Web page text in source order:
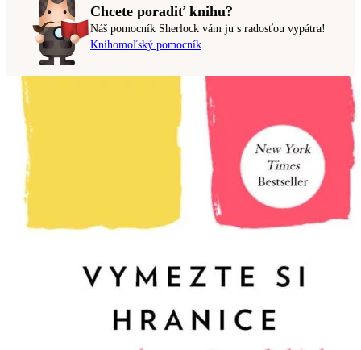
Chcete poradiť knihu?
Náš pomocník Sherlock vám ju s radosťou vypátra!
Knihomoľský pomocník